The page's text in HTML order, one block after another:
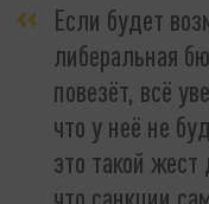
Если будет
либеральная
повезёт, всё
что у неё не
это такой